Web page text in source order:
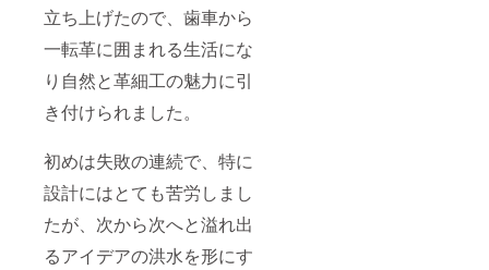
立ち上げたので、歯車から
一転革に囲まれる生活にな
り自然と革細工の魅力に引
き付けられました。
初めは失敗の連続で、特に
設計にはとても苦労しまし
たが、次から次へと溢れ出
るアイデアの洪水を形にす